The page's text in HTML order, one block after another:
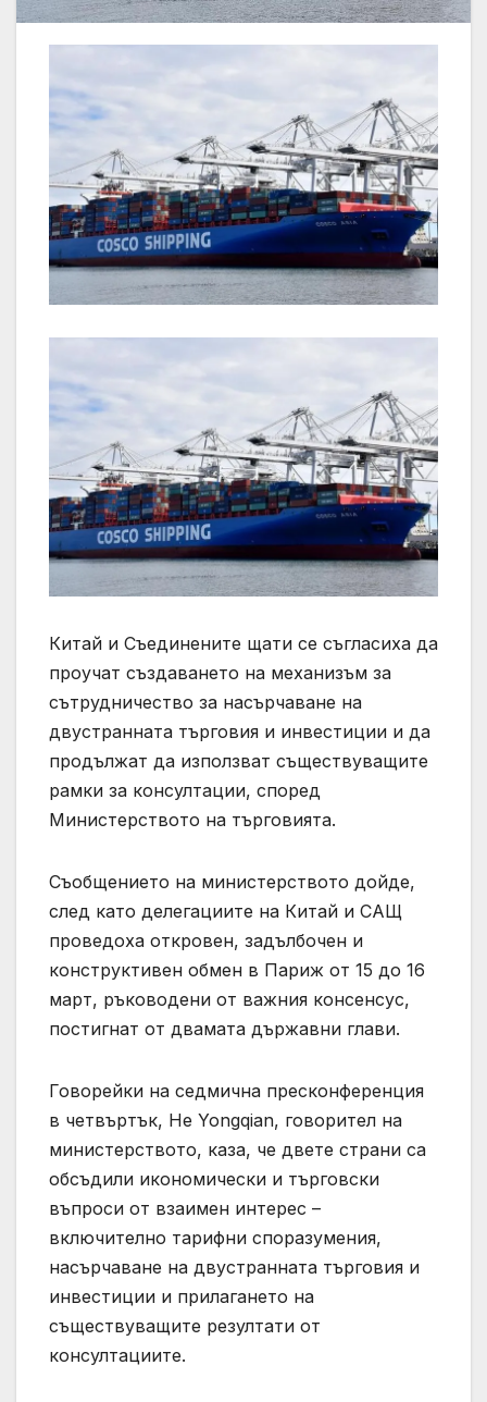
Китай и Съединените щати се съгласиха да
проучат създаването на механизъм за
сътрудничество за насърчаване на
двустранната търговия и инвестиции и да
продължат да използват съществуващите
рамки за консултации, според
Министерството на търговията.
Съобщението на министерството дойде,
след като делегациите на Китай и САЩ
проведоха откровен, задълбочен и
конструктивен обмен в Париж от 15 до 16
март, ръководени от важния консенсус,
постигнат от двамата държавни глави.
Говорейки на седмична пресконференция
в четвъртък, He Yongqian, говорител на
министерството, каза, че двете страни са
обсъдили икономически и търговски
въпроси от взаимен интерес –
включително тарифни споразумения,
насърчаване на двустранната търговия и
инвестиции и прилагането на
съществуващите резултати от
консултациите.